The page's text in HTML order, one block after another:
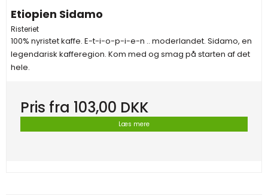
Etiopien Sidamo
Risteriet
100% nyristet kaffe. E-t-i-o-p-i-e-n .. moderlandet. Sidamo, en
legendarisk kafferegion. Kom med og smag på starten af det
hele.
Pris fra 103,00 DKK
Læs mere